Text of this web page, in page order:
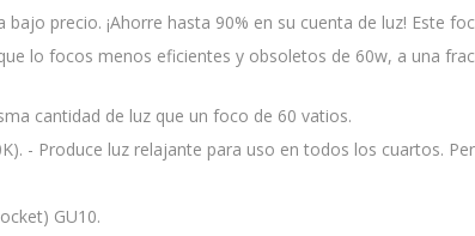
precio. ¡Ahorre hasta 90% en su cuenta de luz! Este
lo focos menos eficientes y obsoletos de 60w, a una
cantidad de luz que un foco de 60 vatios.
- Produce luz relajante para uso en todos los cuartos.
GU10.